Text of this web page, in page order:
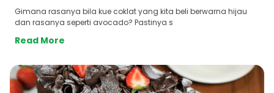
Gimana rasanya bila kue coklat yang kita beli berwarna hijau
dan rasanya seperti avocado? Pastinya s
Read More